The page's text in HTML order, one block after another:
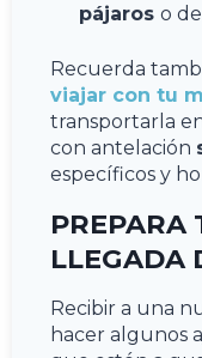
pájaros o
Recuerda
viajar con tu
transportarla
con antelación
específicos y
PREPARA
LLEGADA
Recibir a una
hacer algunos